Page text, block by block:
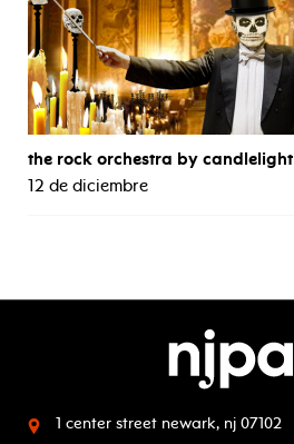
the rock orchestra by candlelight
12 de diciembre
1 center street newark, nj 07102